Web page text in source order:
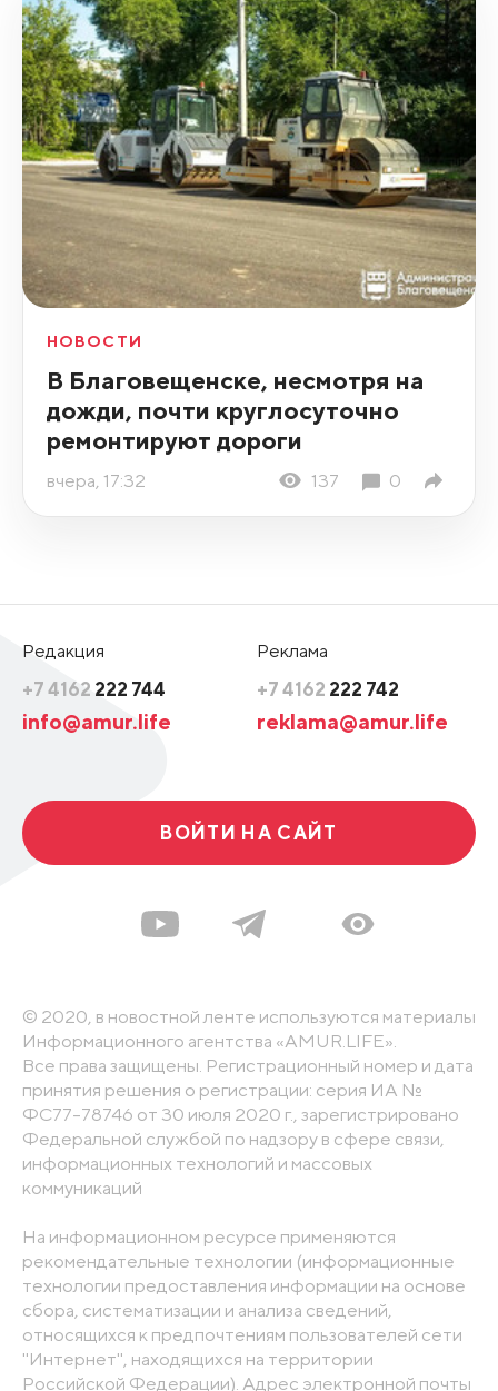
НОВОСТИ
В Благовещенске, несмотря на
дожди, почти круглосуточно
ремонтируют дороги
вчера, 17:32 137 0
Редакция
+7 4162 222 744
info@amur.life
Реклама
+7 4162 222 742
reklama@amur.life
ВОЙТИ НА САЙТ
© 2020, в новостной ленте используются материалы
Информационного агентства «AMUR.LIFE».
Все права защищены. Регистрационный номер и дата
принятия решения о регистрации: серия ИА №
ФС77-78746 от 30 июля 2020 г., зарегистрировано
Федеральной службой по надзору в сфере связи,
информационных технологий и массовых
коммуникаций
На информационном ресурсе применяются
рекомендательные технологии (информационные
технологии предоставления информации на основе
сбора, систематизации и анализа сведений,
относящихся к предпочтениям пользователей сети
"Интернет", находящихся на территории
Российской Федерации). Адрес электронной почты